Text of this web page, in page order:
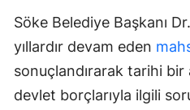
Söke Belediye Başkanı
yıllardır devam eden
sonuçlandırarak tarihi bir
devlet borçlarıyla ilgili